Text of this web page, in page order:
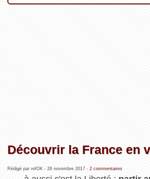
Découvrir la France en
Rédigé par refOK - 26 novembre 2017- 2 commentaires